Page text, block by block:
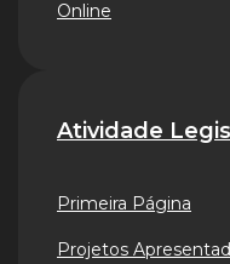
Online
Atividade
Primeira Página
Projetos